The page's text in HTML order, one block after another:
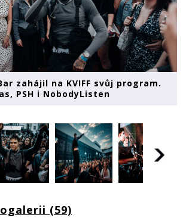
zahájil na KVIFF svůj program.
PSH i NobodyListen
(59)